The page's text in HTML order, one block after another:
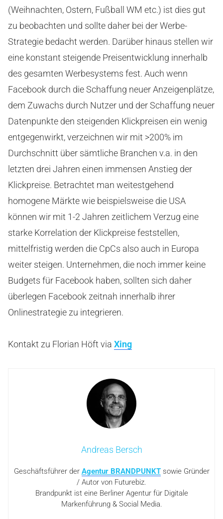
(Weihnachten, Ostern, Fußball WM etc.) ist dies gut
zu beobachten und sollte daher bei der Werbe-
Strategie bedacht werden. Darüber hinaus stellen wir
eine konstant steigende Preisentwicklung innerhalb
des gesamten Werbesystems fest. Auch wenn
Facebook durch die Schaffung neuer Anzeigenplätze,
dem Zuwachs durch Nutzer und der Schaffung neuer
Datenpunkte den steigenden Klickpreisen ein wenig
entgegenwirkt, verzeichnen wir mit >200% im
Durchschnitt über sämtliche Branchen v.a. in den
letzten drei Jahren einen immensen Anstieg der
Klickpreise. Betrachtet man weitestgehend
homogene Märkte wie beispielsweise die USA
können wir mit 1-2 Jahren zeitlichem Verzug eine
starke Korrelation der Klickpreise feststellen,
mittelfristig werden die CpCs also auch in Europa
weiter steigen. Unternehmen, die noch immer keine
Budgets für Facebook haben, sollten sich daher
überlegen Facebook zeitnah innerhalb ihrer
Onlinestrategie zu integrieren.
Kontakt zu Florian Höft via Xing
Andreas Bersch
Geschäftsführer der Agentur BRANDPUNKTsowie Gründer
/ Autor von Futurebiz.
Brandpunkt ist eine Berliner Agentur für Digitale
Markenführung & Social Media.